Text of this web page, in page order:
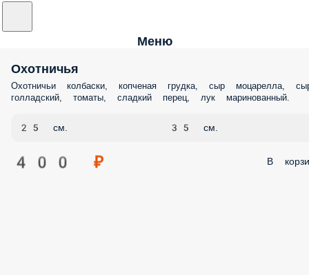
Меню
Охотничья
Охотничьи колбаски, копченая грудка, сыр моцарелла,
голладский, томаты, сладкий перец, лук маринованный.
25 см. 35 см.
400 ₽ В